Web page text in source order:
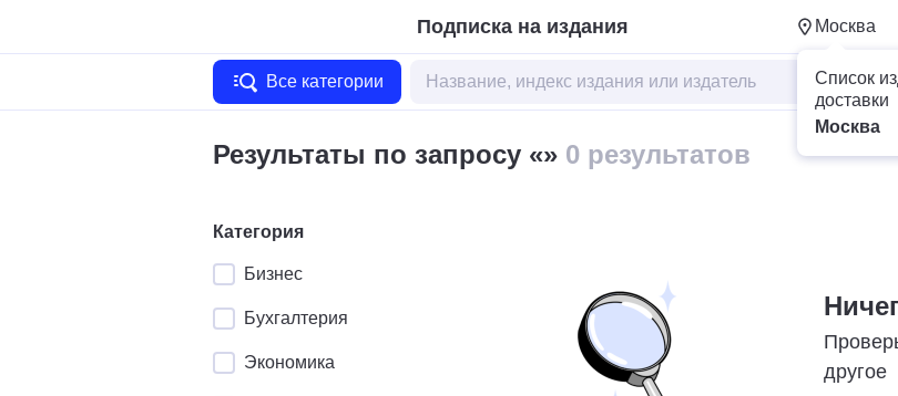
Подписка на издания Москва
Список
доставки
Москва
Все категории
Результаты по запросу «» 0 результатов
Категория
Бизнес
Бухгалтерия
Экономика
другое